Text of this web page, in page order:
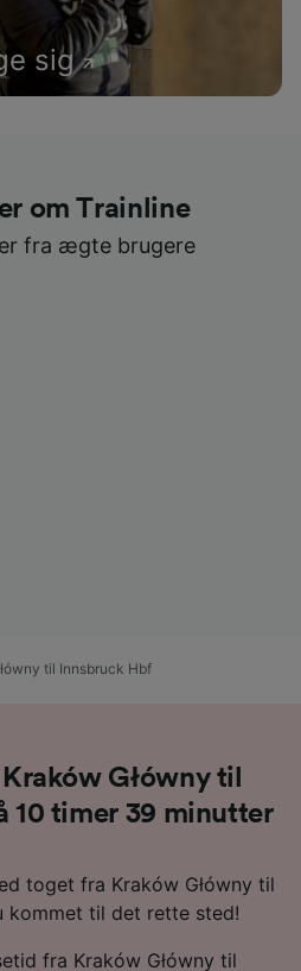
sig
om Trainline
fra ægte brugere
til Innsbruck Hbf
Główny til
10 timer 39 minutter
toget fra Kraków Główny til
kommet til det rette sted!
fra Kraków Główny til